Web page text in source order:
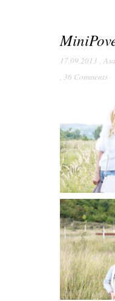
17.09.2013 ,
, 36 Comments